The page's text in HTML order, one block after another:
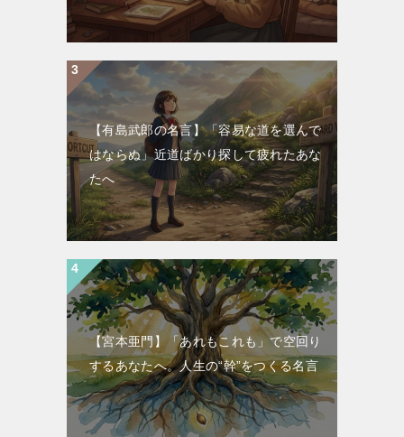
【有島武郎の名言】「容易な道を選んで
はならぬ」近道ばかり探して疲れたあな
たへ
【宮本亜門】「あれもこれも」で空回り
するあなたへ。人生の“幹”をつくる名言